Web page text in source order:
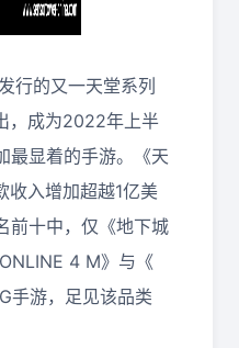
行的又一天堂系列
，成为2022年上半
最显着的手游。《天
收入增加超越1亿美
前十中，仅《地下城
4 M》与《
手游，足见该品类